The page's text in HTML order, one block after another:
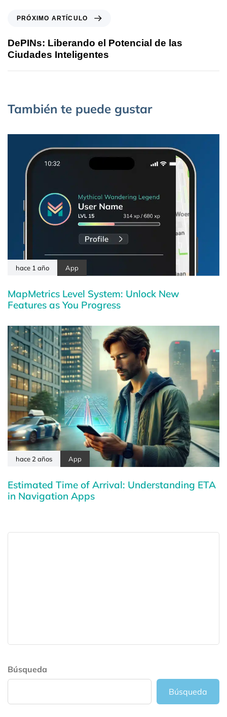
PRÓXIMO ARTÍCULO
DePINs: Liberando el Potencial de las
Ciudades Inteligentes
También te puede gustar
hace 1 año App
MapMetrics Level System: Unlock New
Features as You Progress
hace 2 años App
Estimated Time of Arrival: Understanding ETA
in Navigation Apps
Búsqueda
Búsqueda